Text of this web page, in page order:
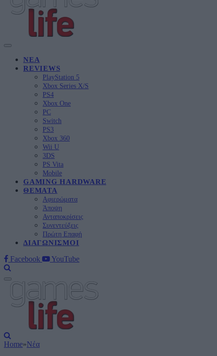
ΝΈΑ
REVIEWS
PlayStation 5
Xbox Series X/S
PS4
Xbox One
PC
Switch
PS3
Xbox 360
Wii U
3DS
PS Vita
Mobile
GAMING HARDWARE
ΘΈΜΑΤΑ
Αφιερώματα
Άποψη
Ανταποκρίσεις
Συνεντεύξεις
Πρώτη Επαφή
ΔΙΑΓΩΝΙΣΜΟΊ
Facebook YouTube
Home»Νέα